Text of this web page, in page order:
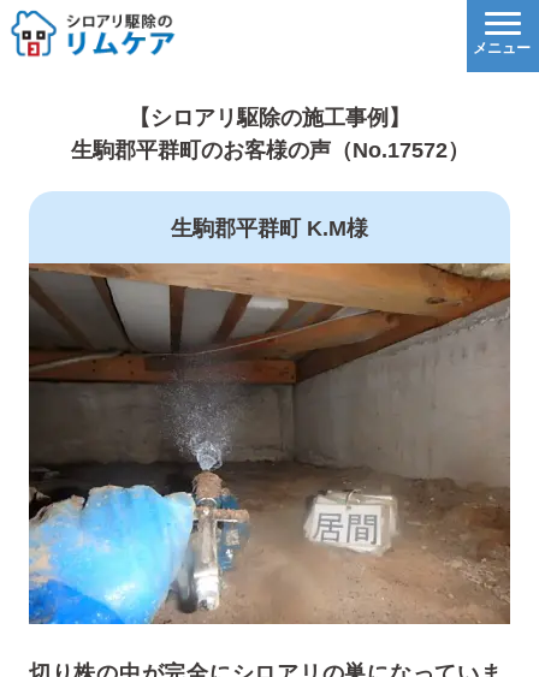
【シロアリ駆除の施工事例】
生駒郡平群町のお客様の声（No.17572）
生駒郡平群町 K.M様